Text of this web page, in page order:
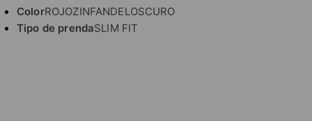
ColorROJOZINFANDELOSCURO
Tipo de prendaSLIM FIT